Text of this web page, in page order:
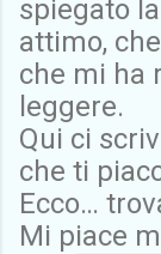
spiegato
attimo,
che mi ha
leggere.
Qui ci
che ti
Ecco…
Mi piace